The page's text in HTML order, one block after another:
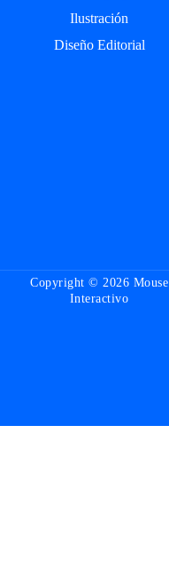
Ilustración
Diseño Editorial
Copyright © 2026 Mouse
Interactivo